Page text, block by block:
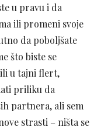
u pravu i da
ili promeni svoje
da poboljšate
što biste se
u tajni flert,
priliku da
partnera, ali sem
strasti – ništa se